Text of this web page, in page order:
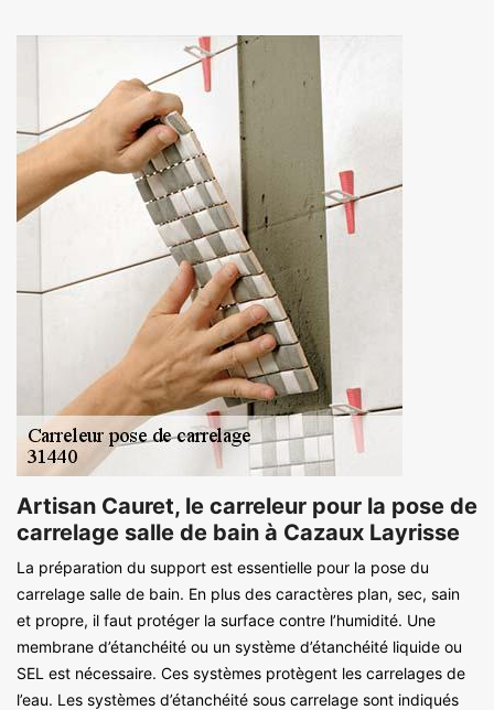
Artisan Cauret, le carreleur pour la pose de
carrelage salle de bain à Cazaux Layrisse
La préparation du support est essentielle pour la pose du
carrelage salle de bain. En plus des caractères plan, sec, sain
et propre, il faut protéger la surface contre l’humidité. Une
membrane d’étanchéité ou un système d’étanchéité liquide ou
SEL est nécessaire. Ces systèmes protègent les carrelages de
l’eau. Les systèmes d’étanchéité sous carrelage sont indiqués